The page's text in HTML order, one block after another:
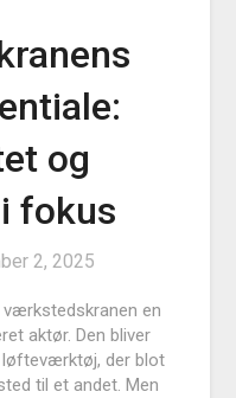
og
fokus
2, 2025
en
aktør. Den bliver
der blot
til et andet. Men